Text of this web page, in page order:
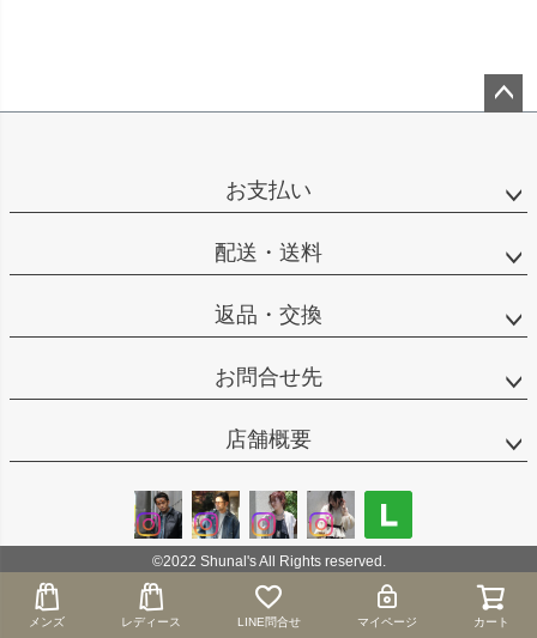
メンズ レディース LINE問合せ マイページ カート
メンズ レディース LINE問合せ マイページ カート
お支払い
配送・送料
返品・交換
お問合せ先
店舗概要
©2022 Shunal's All Rights reserved.